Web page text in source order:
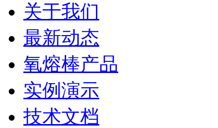
关于我们
最新动态
氧熔棒产品
实例演示
技术文档